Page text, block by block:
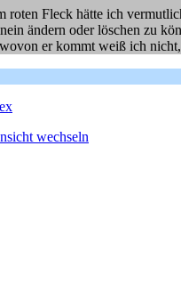
roten Fleck hätte ich
ändern oder löschen zu
er kommt weiß ich
wechseln